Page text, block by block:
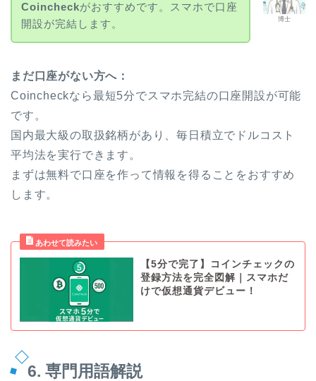
博士
Coincheckがおすすめです。スマホで口座
開設が完結します。
まだ口座がない方へ：
Coincheckなら最短5分でスマホ完結の口座開設が可能
です。
国内最大級の取扱銘柄があり、毎日積立でドルコスト
平均法を実行できます。
まずは無料で口座を作って情報を得ることをおすすめ
します。
【5分で完了】コインチェックの
登録方法を完全図解｜スマホだ
けで仮想通貨デビュー！
6. 専門用語解説